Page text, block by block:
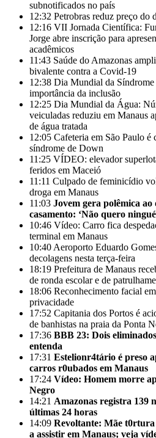
subnotificados no país
12:32 Petrobras reduz preço do
12:16 VII Jornada Científica:
Jorge abre inscrição para
acadêmicos
11:43 Saúde do Amazonas
bivalente contra a Covid-19
12:38 Dia Mundial da
importância da inclusão
12:25 Dia Mundial da Água:
veiculadas reduziu em Manaus
de água tratada
12:05 Cafeteria em São Paulo é
síndrome de Down
11:25 VÍDEO: elevador
feridos em Maceió
11:11 Culpado de feminicídio
droga em Manaus
11:03 Jovem gera polêmica
casamento: ‘Não quero
10:46 Vídeo: Carro fica
terminal em Manaus
10:40 Aeroporto Eduardo
decolagens nesta terça-feira
18:19 Prefeitura de Manaus
de ronda escolar e de
18:06 Reconhecimento facial
privacidade
17:52 Capitania dos Portos é
de banhistas na praia da Ponta
17:36 BBB 23: Dois
entenda
17:31 Estelionr4tário é preso
carros r0ubados em Manaus
17:24 Vídeo: Homem morre
Negro
14:21 Amazonas registra 139
últimas 24 horas
14:09 Revoltante: Mãe
a assistir em Manaus; veja